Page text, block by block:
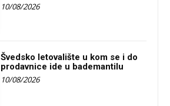
10/08/2026
Švedsko letovalište u kom se i do
prodavnice ide u bademantilu
10/08/2026